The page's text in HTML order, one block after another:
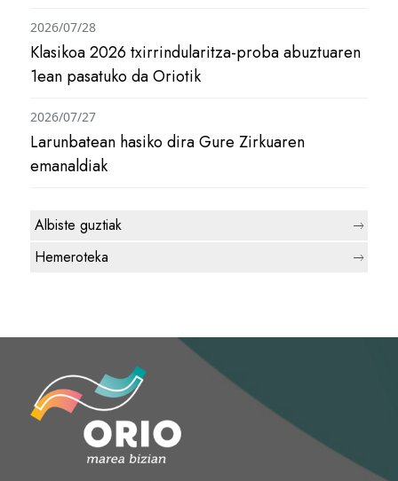
Klasikoa 2026 txirrindularitza-proba abuztuaren
1ean pasatuko da Oriotik
2026/07/28
Larunbatean hasiko dira Gure Zirkuaren
emanaldiak
2026/07/27
Albiste guztiak
Hemeroteka